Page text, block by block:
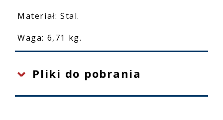
Materiał: Stal.
Waga: 6,71 kg.
Pliki do pobrania